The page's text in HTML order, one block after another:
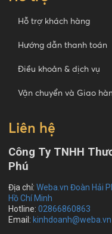
Hỗ trợ khách hàng
Hướng dẫn thanh toán
Điều khoản & dịch vụ
Vận chuyển và Giao
Liên hệ
Công Ty TNHH
Phú
Địa chỉ: Weba.vn Đoàn Hải
Hồ Chí Minh
Hotline: 02866860863
Email: kinhdoanh@weba.vn